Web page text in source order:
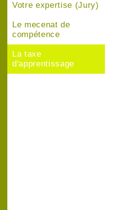
Votre expertise (Jury)
Le mecenat de
compétence
La taxe
d'apprentissage